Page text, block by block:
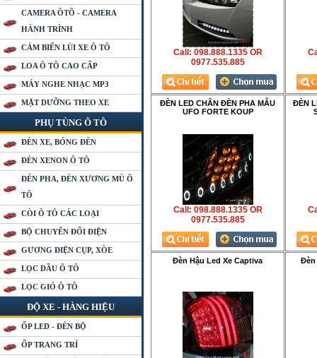
CAMERA ÔTÔ - CAMERA
HÀNH TRÌNH
CẢM BIẾN LÙI XE Ô TÔ
LOA Ô TÔ CAO CẤP
MÁY NGHE NHẠC MP3
MẶT DƯỠNG THEO XE
PHỤ TÙNG Ô TÔ
ĐÈN XE, BÓNG ĐÈN
ĐÈN XENON Ô TÔ
ĐÈN PHA, ĐÈN XƯƠNG MÙ Ô
TÔ
CÒI Ô TÔ CÁC LOẠI
BỘ CHUYỂN ĐỔI ĐIỆN
GƯƠNG ĐIỆN CỤP, XÒE
LỌC DẦU Ô TÔ
LỌC GIÓ Ô TÔ
ĐỘ XE - HÀNG HIỆU
ỐP LED - ĐÈN BỘ
ỐP TRANG TRÍ
Call: 098.888.1335 OR
0977.535.885
ĐÈN LED CHÂN ĐÈN PHA MẪU
UFO FORTE KOUP
Call: 098.888.1335 OR
0977.535.885
ĐÈN
Đèn Hậu Led Xe Captiva Đèn